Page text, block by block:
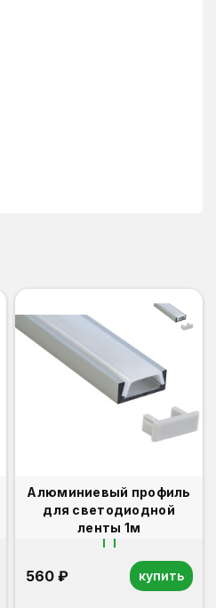
Алюминиевый профиль
для светодиодной
ленты 1м
560 ₽ купить